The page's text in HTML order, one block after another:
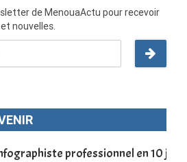
de MenouaActu pour recevoir
nouvelles.
professionnel en 10 jours de